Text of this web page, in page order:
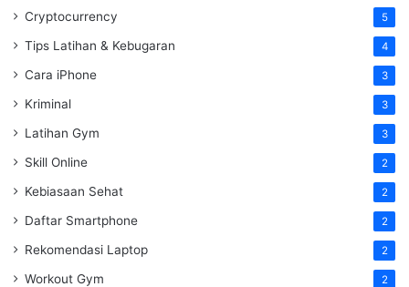
Cryptocurrency 5
Tips Latihan & Kebugaran 4
Cara iPhone 3
Kriminal 3
Latihan Gym 3
Skill Online 2
Kebiasaan Sehat 2
Daftar Smartphone 2
Rekomendasi Laptop 2
Workout Gym 2